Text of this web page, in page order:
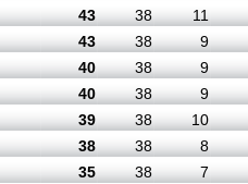
43 38
11
43 38
9
40 38
9
40 38
9
39 38
10
38 38
8
35 38 7